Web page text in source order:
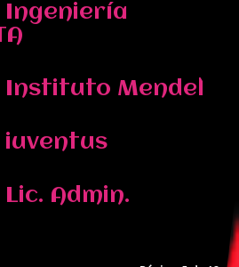
Ingeniería
Instituto Mendel
iuventus
Admin.